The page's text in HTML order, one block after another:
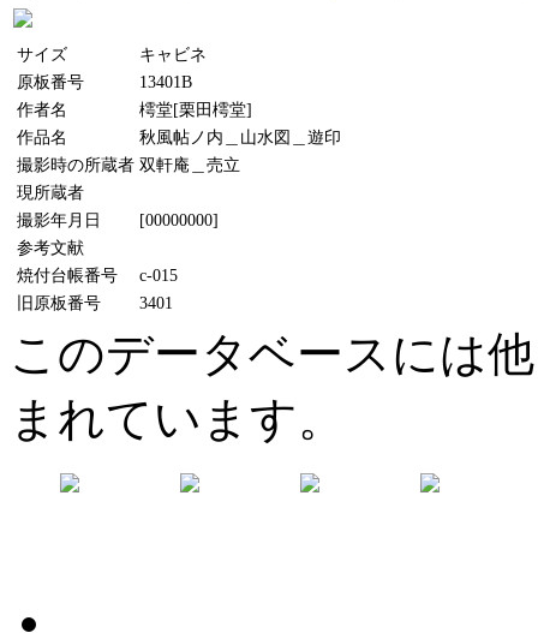
サイズ
キャビネ
原板番号
13401B
作者名
樗堂[栗田樗堂]
作品名
秋風帖ノ内＿山水図＿遊印
撮影時の所蔵者 双軒庵＿売立
現所蔵者
撮影年月日
[00000000]
参考文献
焼付台帳番号
c-015
旧原板番号
3401
このデータベースには
まれています。